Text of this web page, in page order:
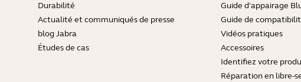
Durabilité
Actualité et communiqués de presse
blog Jabra
Études de cas
Guide d'appairage
Guide de
Vidéos pratiques
Accessoires
Identifiez votre
Réparation en libre-